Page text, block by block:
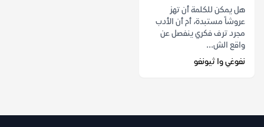
هل يمكن للكلمة أن تهز
عروشاً مستبدة، أم أن الأدب
مجرد ترف فكري ينفصل عن
واقع الش...
نغوغي وا ثيونغو